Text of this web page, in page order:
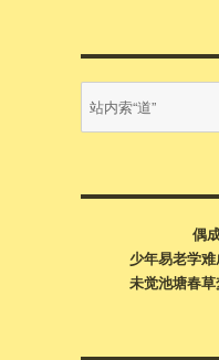
内
搜
偶
少年易老学难
未觉池塘春草